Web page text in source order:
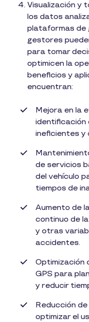
Visualización y
los datos
plataformas de
gestores
para tomar
optimicen la
beneficios y
encuentran:
Mejora en la
identificación
ineficientes y
de servicios
del vehículo
tiempos de
Aumento de
continuo de
y otras
accidentes.
Optimización
GPS para
y reducir
Reducción
optimizar el